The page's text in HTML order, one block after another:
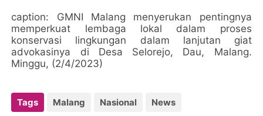
caption: GMNI Malang menyerukan pentingnya
memperkuat lembaga lokal dalam proses
konservasi lingkungan dalam lanjutan giat
advokasinya di Desa Selorejo, Dau, Malang.
Minggu, (2/4/2023)
Tags Malang Nasional News